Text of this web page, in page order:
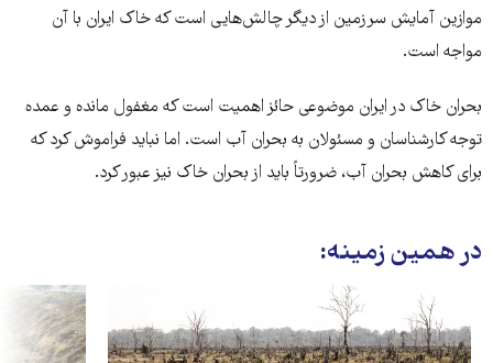
موازین آمایش سرزمین از دیگر چالش‌هایی است که خاک ایران با آن
مواجە است.
بحران خاک در ایران موضوعی حائز اهمیت است کە مغفول ماندە و عمدە
توجە کارشناسان و مسئولان بە بحران آب است. اما نباید فراموش کرد کە
برای کاهش بحران آب، ضرورتاً باید از بحران خاک نیز عبور کرد.
در همین زمینه: